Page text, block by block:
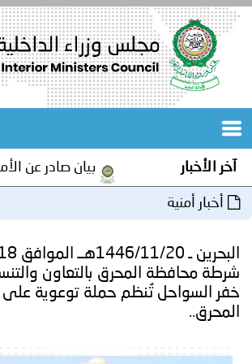
الرئيسية
المكاتب
المجلس
مؤتمرات
و
جهود
آخر الأخبار بيان صادر عن
أخبار أمنية
شرطة محافظة المحرق بالتعاون
خفر السواحل تُنظم حملة توعوية
المحرق..